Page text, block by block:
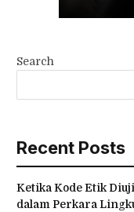
Search
Recent Posts
Ketika Kode Etik
dalam Perkara